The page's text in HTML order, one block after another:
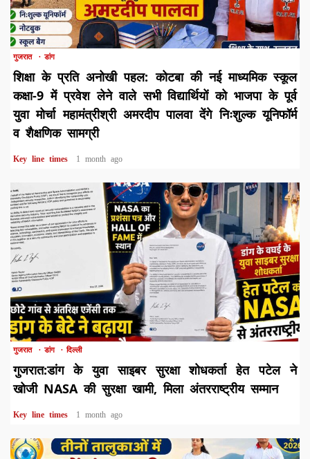
1 min read
गुजरात डांग
शिक्षा के प्रति अनोखी पहल: कोटबा की नई माध्यमिक स्कूल
कक्षा-9 में प्रवेश लेने वाले सभी विद्यार्थियों को भाजपा के पूर्व
युवा मोर्चा महामंत्रीश्री अमरदीप पालवा देंगे निःशुल्क यूनिफॉर्म
व शैक्षणिक सामग्री
Key line times 1 month ago
1 min read
गुजरात डांग दिल्ली
गुजरात:डांग के युवा साइबर सुरक्षा शोधकर्ता हेत पटेल ने
खोजी NASA की सुरक्षा खामी, मिला अंतरराष्ट्रीय सम्मान
Key line times 1 month ago